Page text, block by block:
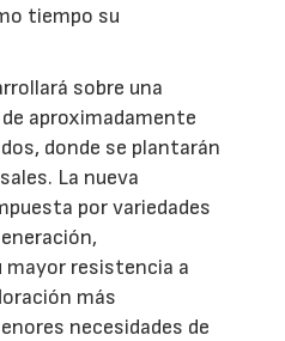
tiempo su
sobre una
aproximadamente
donde se plantarán
La nueva
por variedades
mayor resistencia a
más
necesidades de